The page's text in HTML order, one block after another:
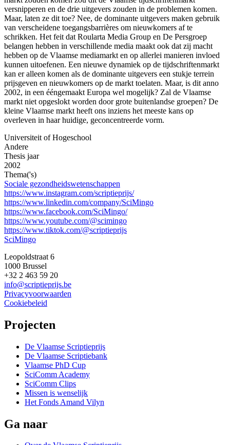
versnipperen en de drie uitgevers zouden in de problemen komen.
Maar, laten ze dit toe? Nee, de dominante uitgevers maken gebruik
van verscheidene toegangsbarrières om nieuwkomers af te
schrikken. Het feit dat Roularta Media Group en De Persgroep
belangen hebben in verschillende media maakt ook dat zij macht
hebben op de Vlaamse mediamarkt en op allerlei manieren invloed
kunnen uitoefenen. Een nieuwe dynamiek op de tijdschriftenmarkt
kan er alleen komen als de dominante uitgevers een stukje terrein
prijsgeven en nieuwkomers op de markt toelaten. Maar, is dit anno
2002, in een ééngemaakt Europa wel mogelijk? Zal de Vlaamse
markt niet opgeslokt worden door grote buitenlandse groepen? De
kleine Vlaamse markt heeft ons inziens het meeste kans op
overleven in haar huidige, geconcentreerde vorm.
Universiteit of Hogeschool
Andere
Thesis jaar
2002
Thema('s)
Sociale gezondheidswetenschappen
https://www.instagram.com/scriptieprijs/
https://www.linkedin.com/company/SciMingo
https://www.facebook.com/SciMingo/
https://www.youtube.com/@scimingo
https://www.tiktok.com/@scriptieprijs
SciMingo
Leopoldstraat 6
1000 Brussel
+32 2 463 59 20
info@scriptieprijs.be
Privacyvoorwaarden
Cookiebeleid
Projecten
De Vlaamse Scriptieprijs
De Vlaamse Scriptiebank
Vlaamse PhD Cup
SciComm Academy
SciComm Clips
Missen is wenselijk
Het Fonds Amand Vilyn
Ga naar